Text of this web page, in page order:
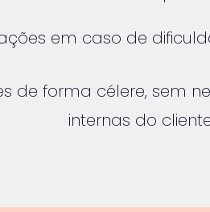
em caso de
de forma célere, sem
internas do